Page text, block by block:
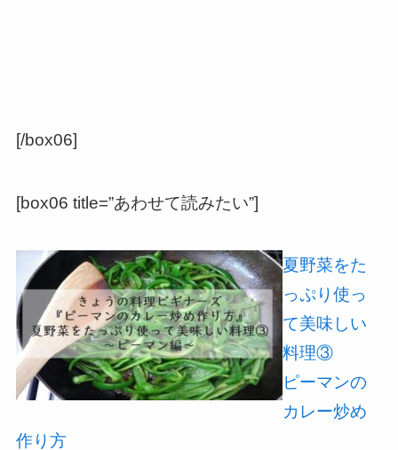
[/box06]
[box06 title=”あわせて読みたい”]
夏野菜をた
っぷり使っ
て美味しい
料理③
ピーマンの
カレー炒め
作り方